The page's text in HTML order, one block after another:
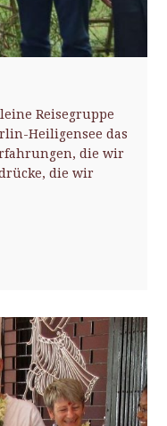
Reisegruppe
Heiligensee das
die wir
die wir